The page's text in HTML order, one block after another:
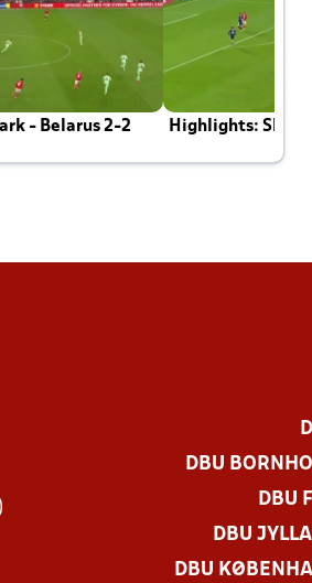
- Belarus 2-2 Highlights:
DBU
DBU
DBU
DBU